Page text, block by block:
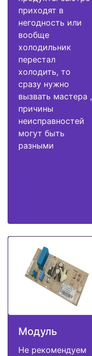
приходят в
негодность или
вообще
холодильник
перестал
холодить, то
сразу нужно
вызвать мастера ,
причины
неисправностей
могут быть
разными
Модуль
Не рекомендуем